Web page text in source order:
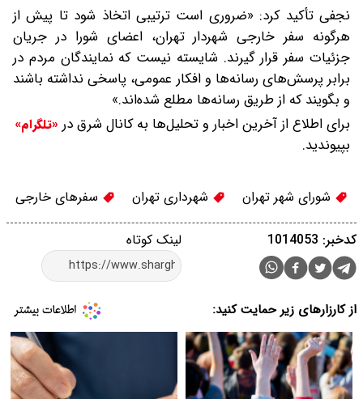
نجفی تأکید کرد: «ضروری است ترتیبی اتخاذ شود تا پیش از
هرگونه سفر خارجی شهردار تهران، اعضای شورا در جریان
جزئیات سفر قرار گیرند. شایسته نیست که نمایندگان مردم در
برابر پرسش‌های رسانه‌ها و افکار عمومی، پاسخی نداشته باشند
و بگویند که از طریق رسانه‌ها مطلع شده‌اند.»
برای اطلاع از آخرین اخبار و تحلیل‌ها به کانال شرق در «تلگرام»
بپیوندید.
شورای شهر تهران شهرداری تهران سفرهای خارجی
لینک کوتاه کدخبر: 1014053
از کارزارهای زیر حمایت کنید: